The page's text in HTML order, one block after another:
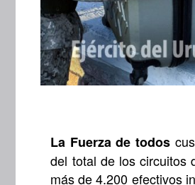
La Fuerza de todos
del total de los circuitos
más de 4.200 efectivos